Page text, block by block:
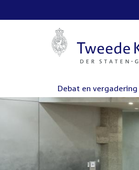
Debat en vergadering